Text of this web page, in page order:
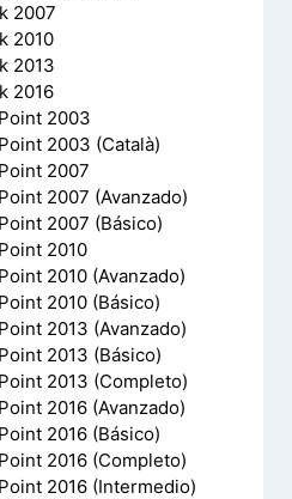
2007
2010
2013
2016
2003
2003 (Català)
2007
2007 (Avanzado)
2007 (Básico)
2010
2010 (Avanzado)
2010 (Básico)
2013 (Avanzado)
2013 (Básico)
2013 (Completo)
2016 (Avanzado)
2016 (Básico)
2016 (Completo)
2016 (Intermedio)